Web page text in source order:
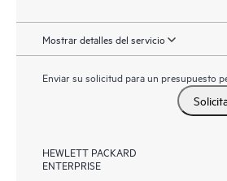
Mostrar detalles del servicio
Enviar su solicitud para un presupuesto
HEWLETT PACKARD
ENTERPRISE